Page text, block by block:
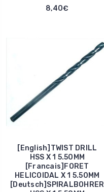
8,40€
[English]TWIST DRILL
HSS X 1 5.50MM
[Francais]FORET
HELICOIDAL X 1 5.50MM
[Deutsch]SPIRALBOHRER